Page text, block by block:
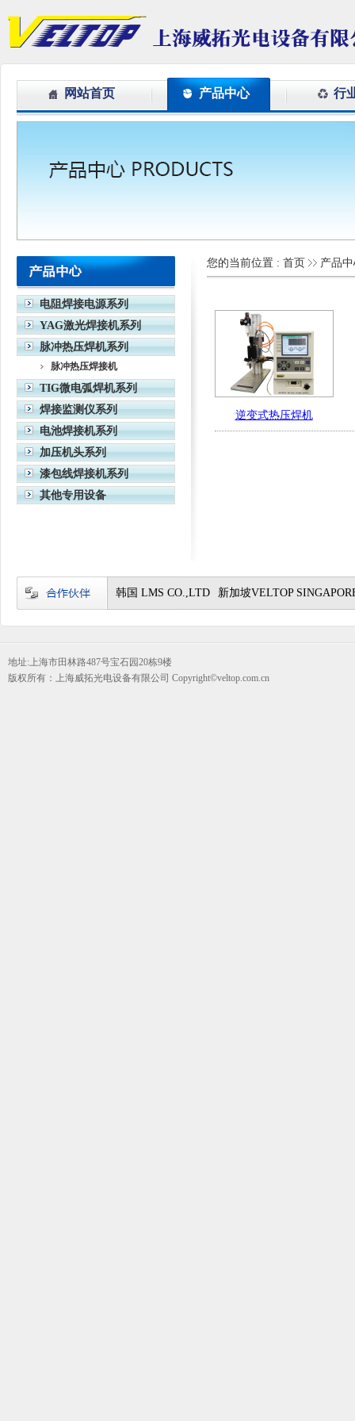
网站首页 产品中心 行
电阻焊接电源系列
YAG激光焊接机系列
脉冲热压焊机系列
脉冲热压焊接机
TIG微电弧焊机系列
焊接监测仪系列
电池焊接机系列
加压机头系列
漆包线焊接机系列
其他专用设备
您的当前位置 : 首页 产品中
逆变式热压焊机
韩国 LMS CO.,LTD 新加坡VELTOP
地址:上海市田林路487号宝石园20栋9楼
版权所有：上海威拓光电设备有限公司 Copyright©veltop.com.cn